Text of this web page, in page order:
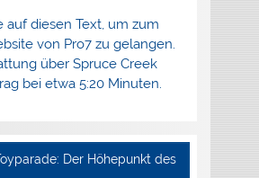
auf diesen Text, um zum
von Pro7 zu gelangen.
über Spruce Creek
bei etwa 5:20 Minuten.
Der Höhepunkt des